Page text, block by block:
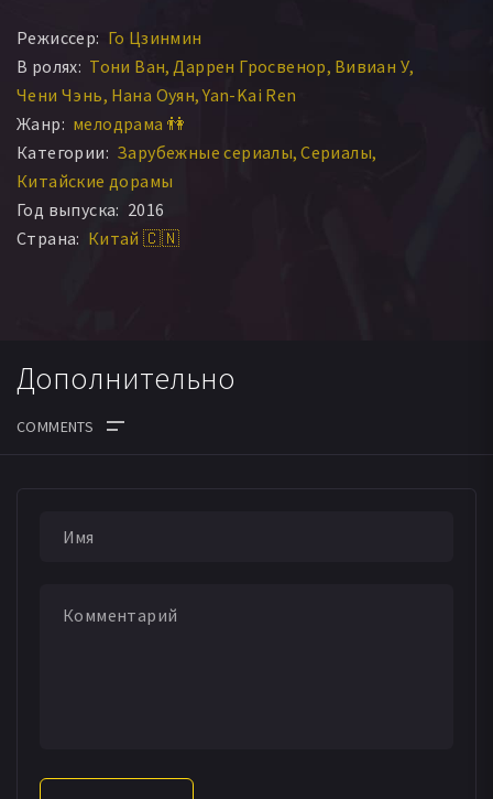
Режиссер: Го Цзинмин
В ролях: Тони Ван Даррен Гросвенор Вивиан У
Чени Чэнь Нана Оуян Yan-Kai Ren
Жанр: мелодрама 👫
Категории: Зарубежные сериалы Сериалы
Китайские дорамы
Год выпуска: 2016
Страна: Китай 🇨🇳
Дополнительно